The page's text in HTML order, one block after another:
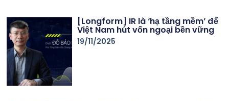
[Longform] IR là ‘hạ tầng mềm’ để
Việt Nam hút vốn ngoại bền vững
19/11/2025